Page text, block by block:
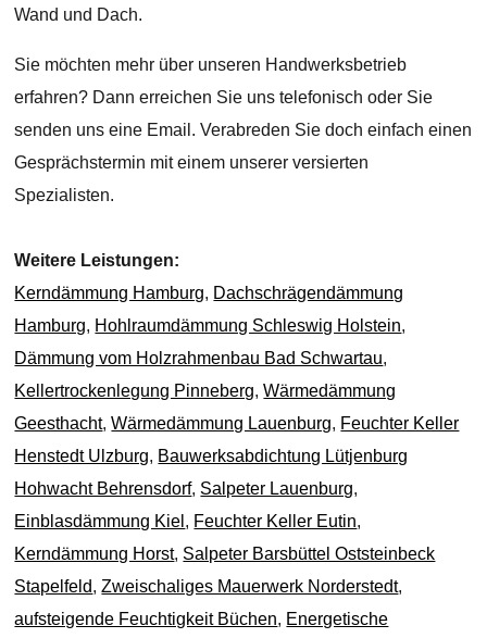
Wand und Dach.
Sie möchten mehr über unseren Handwerksbetrieb
erfahren? Dann erreichen Sie uns telefonisch oder Sie
senden uns eine Email. Verabreden Sie doch einfach einen
Gesprächstermin mit einem unserer versierten
Spezialisten.
Weitere Leistungen:
Kerndämmung Hamburg, Dachschrägendämmung
Hamburg, Hohlraumdämmung Schleswig Holstein,
Dämmung vom Holzrahmenbau Bad Schwartau,
Kellertrockenlegung Pinneberg,Wärmedämmung
Geesthacht,Wärmedämmung Lauenburg, Feuchter Keller
Henstedt Ulzburg, Bauwerksabdichtung Lütjenburg
Hohwacht Behrensdorf, Salpeter Lauenburg,
Einblasdämmung Kiel , Feuchter Keller Eutin,
Kerndämmung Horst, Salpeter Barsbüttel Oststeinbeck
Stapelfeld,Zweischaliges Mauerwerk Norderstedt,
aufsteigende Feuchtigkeit Büchen, Energetische